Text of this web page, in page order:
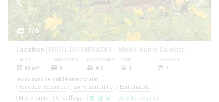
1/6
Location (TROLL OU FARFADET - Mobil-home Confort 36m² - 3 chambres sur parcelle >100m2- 6 pers)
TAILLE
36 m²
CHAMBRES
3
PERSONNES
4/6
SDB
1
TERRASSE
1
Inclus dans ce mobil-home / chalet
Toilettes séparées Zone tranquille
Eau chaude
Micro-onde
Chauffage + plus de détails